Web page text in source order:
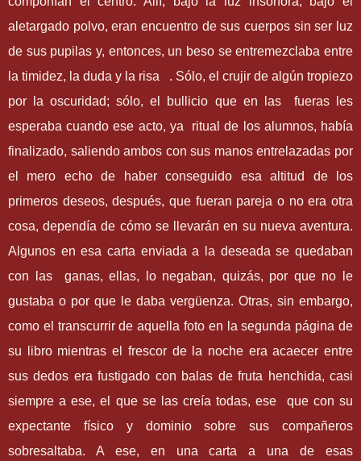
aletargado polvo, eran encuentro de sus cuerpos sin ser luz
de sus pupilas y, entonces, un beso se entremezclaba entre
la timidez, la duda y la risa . Sólo, el crujir de algún tropiezo
por la oscuridad; sólo, el bullicio que en las fueras les
esperaba cuando ese acto, ya ritual de los alumnos, había
finalizado, saliendo ambos con sus manos entrelazadas por
el mero echo de haber conseguido esa altitud de los
primeros deseos, después, que fueran pareja o no era otra
cosa, dependía de cómo se llevarán en su nueva aventura.
Algunos en esa carta enviada a la deseada se quedaban
con las ganas, ellas, lo negaban, quizás, por que no le
gustaba o por que le daba vergüenza. Otras, sin embargo,
como el transcurrir de aquella foto en la segunda página de
su libro mientras el frescor de la noche era acaecer entre
sus dedos era fustigado con balas de fruta henchida, casi
siempre a ese, el que se las creía todas, ese que con su
expectante físico y dominio sobre sus compañeros
sobresaltaba. A ese, en una carta a una de esas